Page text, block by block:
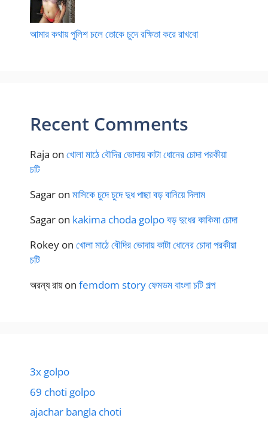
আমার কথায় পুলিশ চলে তোকে চুদে রক্ষিতা করে রাখবো
Recent Comments
Raja on খোলা মাঠে বৌদির ভোদায় কাটা ধোনের চোদা পরকীয়া
চটি
Sagar on মাসিকে চুদে চুদে দুধ পাছা বড় বানিয়ে দিলাম
Sagar on kakima choda golpo বড় দুধের কাকিমা চোদা
Rokey on খোলা মাঠে বৌদির ভোদায় কাটা ধোনের চোদা পরকীয়া
চটি
অরন্য রায়on femdom story ফেমডম বাংলা চটি গল্প
3x golpo
69 choti golpo
ajachar bangla choti